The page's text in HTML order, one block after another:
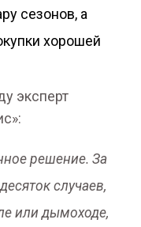
сезонов, а
хорошей
эксперт
решение. За
случаев,
или дымоходе,